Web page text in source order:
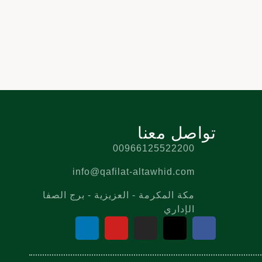
تواصل معنا
00966125522200
info@qafilat-altawhid.com
مكة المكرمة - العزيزية - برج الصفا
الإداري